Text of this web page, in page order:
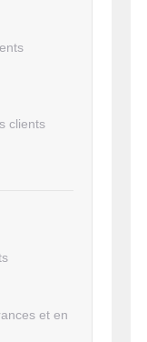
clients
et en